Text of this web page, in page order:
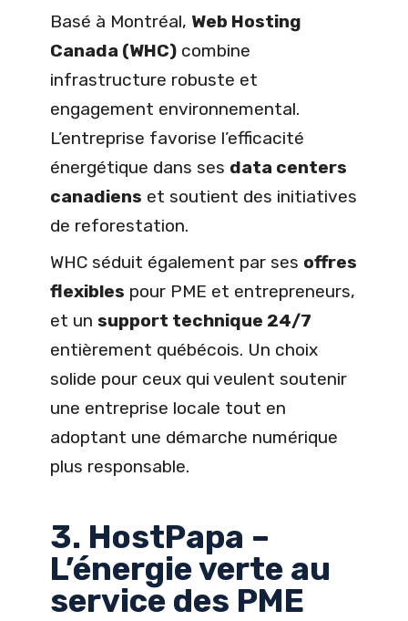
Basé à Montréal, Web Hosting
Canada (WHC) combine
infrastructure robuste et
engagement environnemental.
L’entreprise favorise l’efficacité
énergétique dans ses data centers
canadiens et soutient des initiatives
de reforestation.
WHC séduit également par ses offres
flexibles pour PME et entrepreneurs,
et un support technique 24/7
entièrement québécois. Un choix
solide pour ceux qui veulent soutenir
une entreprise locale tout en
adoptant une démarche numérique
plus responsable.
3. HostPapa –
L’énergie verte au
service des PME